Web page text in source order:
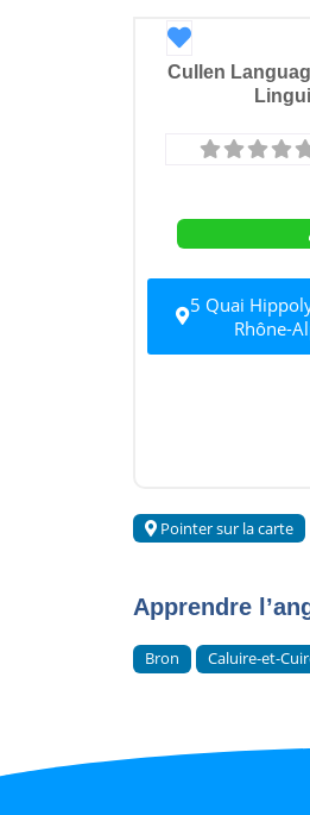
Favori
Cullen
5 Quai
Rhône-
Pointer sur la carte
Apprendre
Bron Caluire-et-